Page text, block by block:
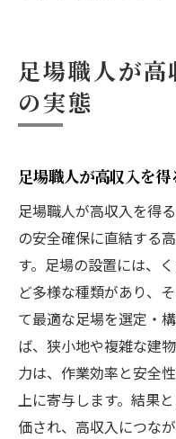
足場職人が
の実態
足場職人が高収入を
足場職人が高収入を得
の安全確保に直結する
す。足場の設置には、
ど多様な種類があり、
て最適な足場を選定・
ば、狭小地や複雑な建
力は、作業効率と安全
上に寄与します。結果
価され、高収入につなが